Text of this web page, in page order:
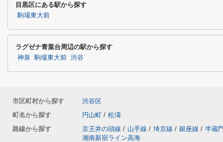
目黒区にある駅から探す
駒場東大前
ラグゼナ青葉台周辺の駅から探す
神泉 駒場東大前 渋谷
市区町村から探す
渋谷区
町名から探す
円山町 / 松濤
路線から探す
京王井の頭線 / 山手線 / 埼京線 / 銀座線 / 半蔵
湘南新宿ライン高海